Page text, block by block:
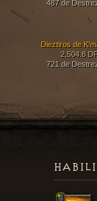
487 de
Dieztiros de
2,504.8
721 de